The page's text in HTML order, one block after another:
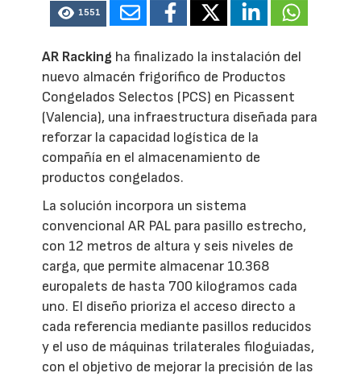
1551
AR Racking ha finalizado la instalación del
nuevo almacén frigorífico de Productos
Congelados Selectos (PCS) en Picassent
(Valencia), una infraestructura diseñada para
reforzar la capacidad logística de la
compañía en el almacenamiento de
productos congelados.
La solución incorpora un sistema
convencional AR PAL para pasillo estrecho,
con 12 metros de altura y seis niveles de
carga, que permite almacenar 10.368
europalets de hasta 700 kilogramos cada
uno. El diseño prioriza el acceso directo a
cada referencia mediante pasillos reducidos
y el uso de máquinas trilaterales filoguiadas,
con el objetivo de mejorar la precisión de las